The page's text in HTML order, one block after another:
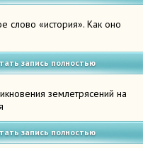
слово «история». Как оно
запись полностью
землетрясений на
запись полностью